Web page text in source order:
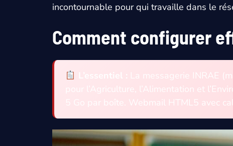
incontournable pour qui travaille dans le
Comment configurer
L’essentiel : La messagerie INRAE
pour l’Agriculture, l’Alimentation et
5 Go par boîte. Webmail HTML5 avec